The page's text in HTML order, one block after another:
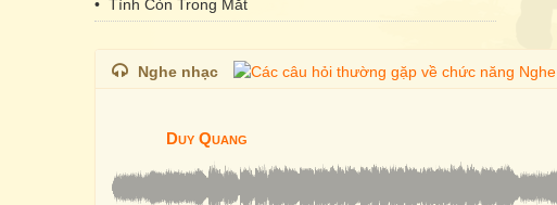
• Tình Còn Trong Mắt
Nghe nhạc
Duy Quang